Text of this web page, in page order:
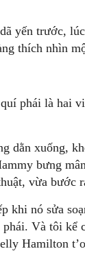
yến trước,
thích nhìn
phái là hai
dằn xuống,
bưng
vừa bước
nó sửa
Và tôi kể
Hamilton